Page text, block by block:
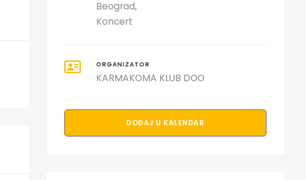
Beograd
Koncert
ORGANIZATOR
KARMAKOMA KLUB DOO
DODAJ U KALENDAR